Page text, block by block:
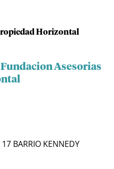
Horizontal
Asesorias
BARRIO KENNEDY